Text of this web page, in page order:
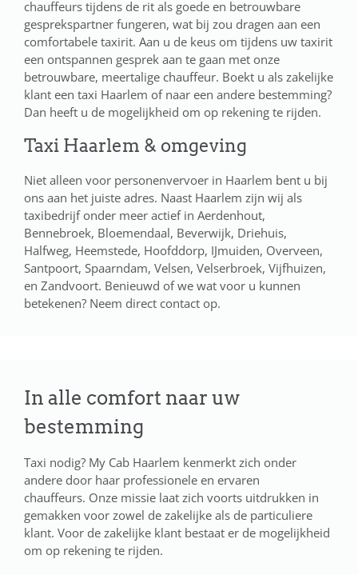
chauffeurs tijdens de rit als goede en betrouwbare
gesprekspartner fungeren, wat bij zou dragen aan een
comfortabele taxirit. Aan u de keus om tijdens uw taxirit
een ontspannen gesprek aan te gaan met onze
betrouwbare, meertalige chauffeur. Boekt u als zakelijke
klant een taxi Haarlem of naar een andere bestemming?
Dan heeft u de mogelijkheid om op rekening te rijden.
Taxi Haarlem & omgeving
Niet alleen voor personenvervoer in Haarlem bent u bij
ons aan het juiste adres. Naast Haarlem zijn wij als
taxibedrijf onder meer actief in Aerdenhout,
Bennebroek, Bloemendaal, Beverwijk, Driehuis,
Halfweg, Heemstede, Hoofddorp, IJmuiden, Overveen,
Santpoort, Spaarndam, Velsen, Velserbroek, Vijfhuizen,
en Zandvoort. Benieuwd of we wat voor u kunnen
betekenen? Neem direct contact op.
In alle comfort naar uw
bestemming
Taxi nodig? My Cab Haarlem kenmerkt zich onder
andere door haar professionele en ervaren
chauffeurs. Onze missie laat zich voorts uitdrukken in
gemakken voor zowel de zakelijke als de particuliere
klant. Voor de zakelijke klant bestaat er de mogelijkheid
om op rekening te rijden.